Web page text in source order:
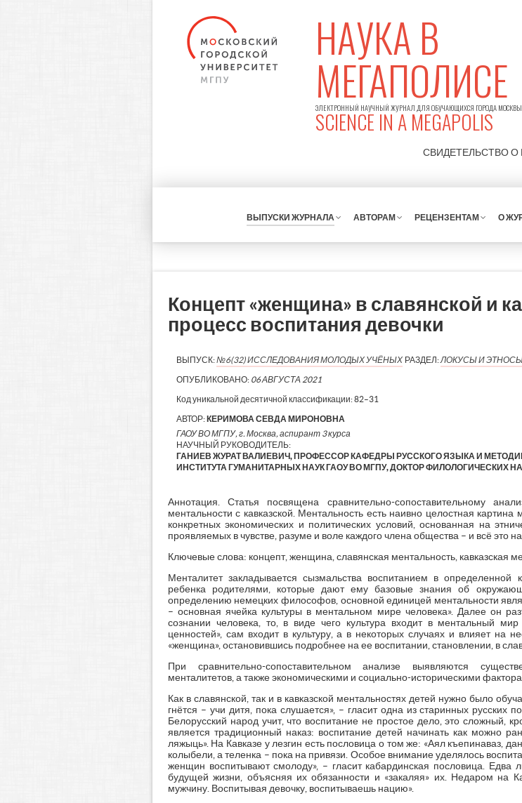
НАУКА В
МЕГАПОЛИСЕ
ЭЛЕКТРОННЫЙ НАУЧНЫЙ ЖУРНАЛ ДЛЯ ОБУЧАЮЩИХСЯ ГОРОДА МОСКВЫ
SCIENCE IN A MEGAPOLIS
СВИДЕТЕЛЬСТВО О
ВЫПУСКИ ЖУРНАЛА АВТОРАМ РЕЦЕНЗЕНТАМ О
Концепт «женщина» в славянской и
процесс воспитания девочки
ВЫПУСК:№6(32) ИССЛЕДОВАНИЯ МОЛОДЫХ УЧЁНЫХ РАЗДЕЛ:ЛОКУСЫ И ЭТНОСЫ
ОПУБЛИКОВАНО: 06 АВГУСТА 2021
Код уникальной десятичной классификации:82–31
АВТОР: КЕРИМОВА СЕВДА МИРОНОВНА
ГАОУ ВО МГПУ, г. Москва, аспирант 3 курса
НАУЧНЫЙ РУКОВОДИТЕЛЬ:
ГАНИЕВ ЖУРАТ ВАЛИЕВИЧ, ПРОФЕССОР КАФЕДРЫ РУССКОГО ЯЗЫКА И
ИНСТИТУТА ГУМАНИТАРНЫХ НАУК ГАОУ ВО МГПУ, ДОКТОР ФИЛОЛОГИЧЕСКИХ
Аннотация. Статья посвящена сравнительно-сопоставительному
ментальности с кавказской. Ментальность есть наивно целостная
конкретных экономических и политических условий, основанная на
проявляемых в чувстве, разуме и воле каждого члена общества – и всё это
Ключевые слова: концепт, женщина, славянская ментальность, кавказская
Менталитет закладывается сызмальства воспитанием в определенной
ребенка родителями, которые дают ему базовые знания об
определению немецких философов, основной единицей ментальности
– основная ячейка культуры в ментальном мире человека». Далее он
сознании человека, то, в виде чего культура входит в ментальный
ценностей», сам входит в культуру, а в некоторых случаях и влияет
«женщина», остановившись подробнее на ее воспитании, становлении, в
При сравнительно-сопоставительном анализе выявляются
менталитетов, а также экономическими и социально-историческими
Как в славянской, так и в кавказской ментальностях детей нужно было
гнётся – учи дитя, пока слушается», – гласит одна из старинных русских
Белорусский народ учит, что воспитание не простое дело, это сложный,
является традиционный наказ: воспитание детей начинать как можно
ляжыць». На Кавказе у лезгин есть пословица о том же: «Аял къепинаваз,
колыбели, а теленка – пока на привязи. Особое внимание уделялось
женщин воспитывают смолоду», – гласит кабардинская пословица. Едва
будущей жизни, объясняя их обязанности и «закаляя» их. Недаром на
мужчину. Воспитывая девочку, воспитываешь нацию».